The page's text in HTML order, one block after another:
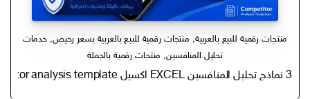
منتجات رقمية للبيع بالعربية, منتجات رقمية للبيع بالعربية بسعر رخيص, خدمات
تحليل المنافسين, منتجات رقمية بالجملة
3 نماذج تحليل المنافسين EXCEL اكسيل competitor analysis template